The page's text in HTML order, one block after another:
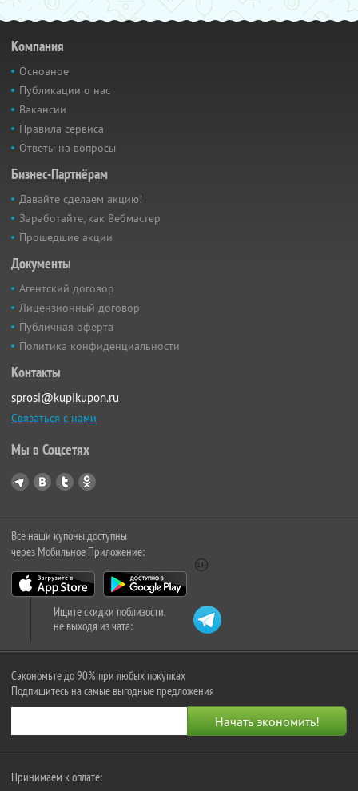
Компания
Основное
Публикации о нас
Вакансии
Правила сервиса
Ответы на вопросы
Бизнес-Партнёрам
Давайте сделаем акцию!
Заработайте, как Вебмастер
Прошедшие акции
Документы
Агентский договор
Лицензионный договор
Публичная оферта
Политика конфиденциальности
Контакты
sprosi@kupikupon.ru
Связаться с нами
Мы в Соцсетях
Все наши купоны доступны
через Мобильное Приложение:
Ищите скидки поблизости,
не выходя из чата:
Сэкономьте до 90% при любых покупках
Подпишитесь на самые выгодные предложения
Принимаем к оплате: